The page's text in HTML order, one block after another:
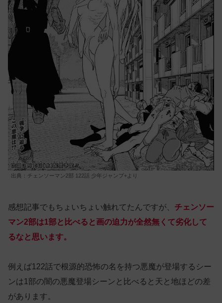
出典：チェンソーマン2部 122話 少年ジャンプ+より
感想記事でもちょいちょい触れてたんですが、 チェンソー
マン2部は1部と比べると画の迫力が全然無くて劣化して
るなと思います。
例えば122話で根源的恐怖の名を持つ悪魔が登場するシー
ンは1部の闇の悪魔登場シーンと比べると天と地ほどの差
があります。